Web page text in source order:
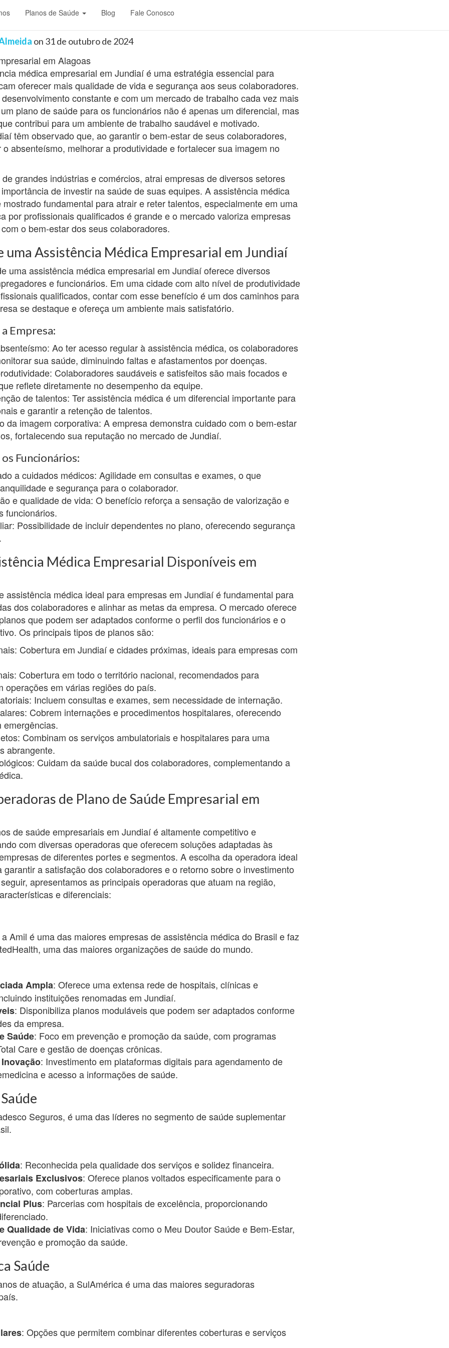
Planos de Saúde Blog Fale Conosco
Médica Empresarial em Jundiaí
on 31 de outubro de 2024
médica empresarial em Jundiaí é uma estratégia essencial para
oferecer mais qualidade de vida e segurança aos seus colaboradores.
constante e com um mercado de trabalho cada vez mais
plano de saúde para os funcionários não é apenas um diferencial, mas
contribui para um ambiente de trabalho saudável e motivado.
têm observado que, ao garantir o bem-estar de seus colaboradores,
absenteísmo, melhorar a produtividade e fortalecer sua imagem no
grandes indústrias e comércios, atrai empresas de diversos setores
de investir na saúde de suas equipes. A assistência médica
fundamental para atrair e reter talentos, especialmente em uma
por profissionais qualificados é grande e o mercado valoriza empresas
o bem-estar dos seus colaboradores.
uma Assistência Médica Empresarial em Jundiaí
uma assistência médica empresarial em Jundiaí oferece diversos
e funcionários. Em uma cidade com alto nível de produtividade
qualificados, contar com esse benefício é um dos caminhos para
se destaque e ofereça um ambiente mais satisfatório.
Empresa:
Ao ter acesso regular à assistência médica, os colaboradores
sua saúde, diminuindo faltas e afastamentos por doenças.
Colaboradores saudáveis e satisfeitos são mais focados e
reflete diretamente no desempenho da equipe.
de talentos: Ter assistência médica é um diferencial importante para
e garantir a retenção de talentos.
da imagem corporativa: A empresa demonstra cuidado com o bem-estar
fortalecendo sua reputação no mercado de Jundiaí.
Funcionários:
a cuidados médicos: Agilidade em consultas e exames, o que
e segurança para o colaborador.
e qualidade de vida: O benefício reforça a sensação de valorização e
funcionários.
Possibilidade de incluir dependentes no plano, oferecendo segurança
Médica Empresarial Disponíveis em
assistência médica ideal para empresas em Jundiaí é fundamental para
dos colaboradores e alinhar as metas da empresa. O mercado oferece
que podem ser adaptados conforme o perfil dos funcionários e o
Os principais tipos de planos são:
Cobertura em Jundiaí e cidades próximas, ideais para empresas com
Cobertura em todo o território nacional, recomendados para
operações em várias regiões do país.
Incluem consultas e exames, sem necessidade de internação.
Cobrem internações e procedimentos hospitalares, oferecendo
emergências.
Combinam os serviços ambulatoriais e hospitalares para uma
abrangente.
Cuidam da saúde bucal dos colaboradores, complementando a
de Plano de Saúde Empresarial em
de saúde empresariais em Jundiaí é altamente competitivo e
com diversas operadoras que oferecem soluções adaptadas às
de diferentes portes e segmentos. A escolha da operadora ideal
garantir a satisfação dos colaboradores e o retorno sobre o investimento
apresentamos as principais operadoras que atuam na região,
e diferenciais:
Amil é uma das maiores empresas de assistência médica do Brasil e faz
uma das maiores organizações de saúde do mundo.
Ampla: Oferece uma extensa rede de hospitais, clínicas e
instituições renomadas em Jundiaí.
: Disponibiliza planos moduláveis que podem ser adaptados conforme
da empresa.
Saúde: Foco em prevenção e promoção da saúde, com programas
Care e gestão de doenças crônicas.
: Investimento em plataformas digitais para agendamento de
e acesso a informações de saúde.
Seguros, é uma das líderes no segmento de saúde suplementar
: Reconhecida pela qualidade dos serviços e solidez financeira.
Exclusivos: Oferece planos voltados especificamente para o
com coberturas amplas.
Plus: Parcerias com hospitais de excelência, proporcionando
Qualidade de Vida: Iniciativas como o Meu Doutor Saúde e Bem-Estar,
e promoção da saúde.
Saúde
de atuação, a SulAmérica é uma das maiores seguradoras
: Opções que permitem combinar diferentes coberturas e serviços